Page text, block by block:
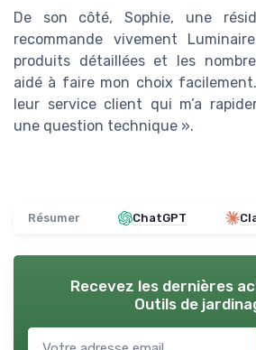
De son côté, Sophie, une
recommande vivement
produits détaillées et les
aidé à faire mon choix
leur service client qui m’a
une question technique ».
Résumer ChatGPT
Recevez les dernières
Outils de